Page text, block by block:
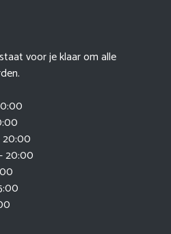
voor je klaar om alle
20:00
20:00